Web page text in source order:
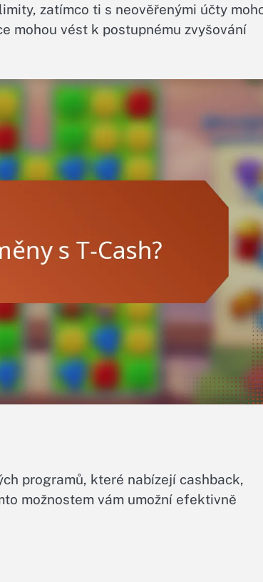
zatímco ti s neověřenými účty
mohou vést k postupnému zvyšování
programů, které nabízejí cashback,
možnostem vám umožní efektivně